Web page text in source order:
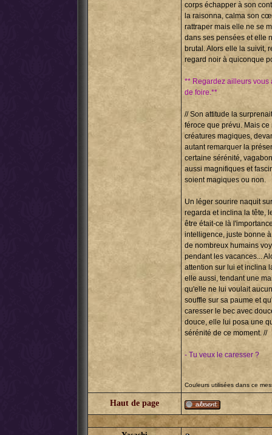
corps échapper à son
la raisonna, calma son
rattraper mais elle ne se
dans ses pensées et elle
brutal. Alors elle la suivit,
regard noir à quiconque
** Regardez ailleurs vous
de foire.**
// Son attitude la
féroce que prévu. Mais
créatures magiques,
autant remarquer la
certaine sérénité,
aussi magnifiques et
soient magiques ou non.
Un léger sourire naquit
regarda et inclina la tête,
être était-ce là
intelligence, juste bonne
de nombreux humains
pendant les vacances...
attention sur lui et inclina
elle aussi, tendant une
qu'elle ne lui voulait
souffle sur sa paume et
caresser le bec avec
douce, elle lui posa une
sérénité de ce moment. //
- Tu veux le caresser ?
Couleurs utilisées dans ce
Haut de page